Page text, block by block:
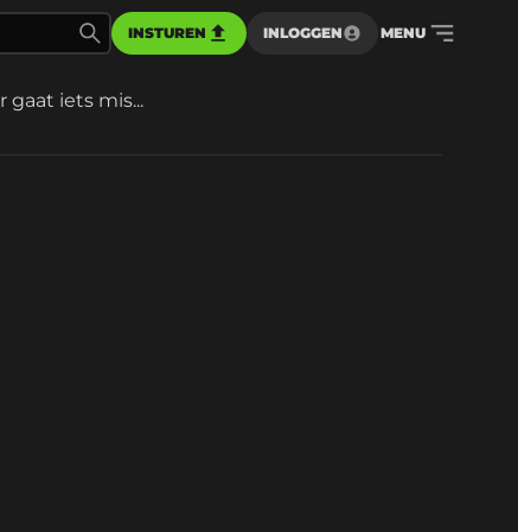
INSTUREN INLOGGEN MENU
gaat iets mis...